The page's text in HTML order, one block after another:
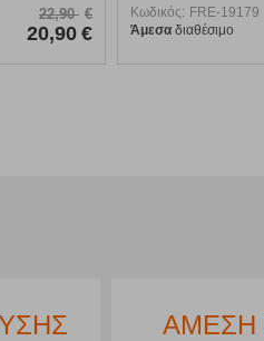
22,90 €
20,90 €
Κωδικός: FRE-19179
Άμεσα διαθέσιμο
ΑΜΕΣΗ